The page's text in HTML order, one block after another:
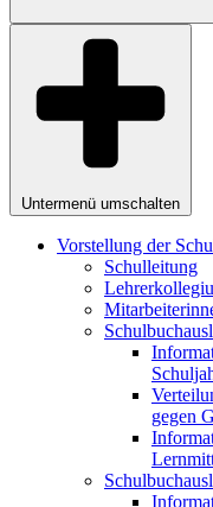
Untermenü umschalten
Vorstellung der
Schulleitung
gegen